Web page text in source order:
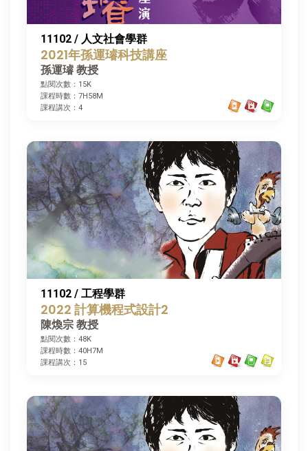
11102 / 人文社會學群
2021年孫運璿科技講座
孫運璿 教授
點閱次數：15K
課程時數：7H58M
課程講次：4
11102 / 工程學群
2022 計算機程式設計2
陳煥宗 教授
點閱次數：48K
課程時數：40H7M
課程講次：15